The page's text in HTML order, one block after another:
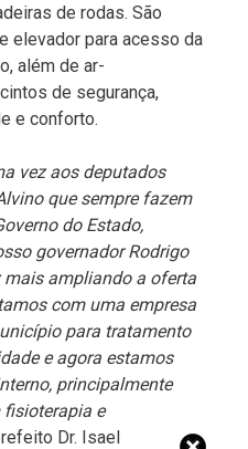
de rodas. São
elevador para acesso da
além de ar-
de segurança,
e conforto.
vez aos deputados
que sempre fazem
do Estado,
governador Rodrigo
mais ampliando a oferta
com uma empresa
para tratamento
e agora estamos
principalmente
e
Dr. Isael